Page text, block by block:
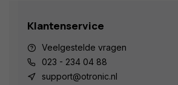
Klantenservice
Veelgestelde vragen
023 - 234 04 88
support@otronic.nl